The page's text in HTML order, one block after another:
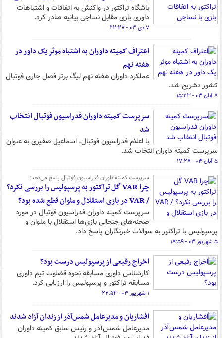
باشگاه تراکتور در واکنش به اتفاقات ‌و اشتباهات
داوری بازی مقابل نساجی بیانیه صادر کرد.
۷ دی ۰۳ - ۲۲:۲۷
اعتراف کمیته داوران به اشتباه موثر یک داور در
هفته نهم
عملکرد داوران هفته نهم لیگ برتر فصل جاری فوتبال
کشور تشریح شد.
۸ آبان ۰۳ - ۱۵:۲۳
سرپرست کمیته داوران فدراسیون فوتبال انتخاب
شد
با اعلام فدراسیون فوتبال، اسماعیل صفیری به عنوان
سرپرست کمیته داوران انتخاب شد.
۵ آبان ۰۳ - ۱۷:۲۸
سرپرست کمیته داوران فدراسیون فوتبال پاسخ می‌دهد:
چرا VAR گل تراکتور به پرسپولیس را بررسی نکرد؟
/ VAR در بازی استقلال و ملوان قطع شده بود؟
سرپرست کمیته داوران فدراسیون فوتبال در مورد
صحنه‌های جنجالی بازی‌ها استقلال با ملوان و
پرسپولیس با تراکتور به سوالات خبرنگاران پاسخ داد.
۵ شهریور ۰۳ - ۱۸:۵۹
اخراج رفیعی از پرسپولیس درست بود؟
کارشناس داوری مسابقه نحوه قضاوت تیم داوری
مسابقه تراکتور و پرسپولیس را ارزیابی کرد.
۱ شهریور ۰۳ - ۲۲:۵۴
افشاریان و مدیرعامل شمس‌آذر از زندان آزاد شدند
مدیرعامل شمس‌آذر و رئیس سابق کمیته داوران